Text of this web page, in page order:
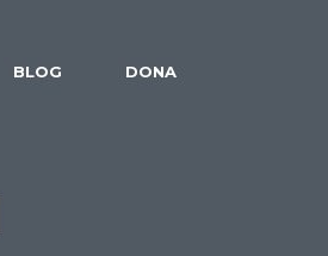
BLOG DONA